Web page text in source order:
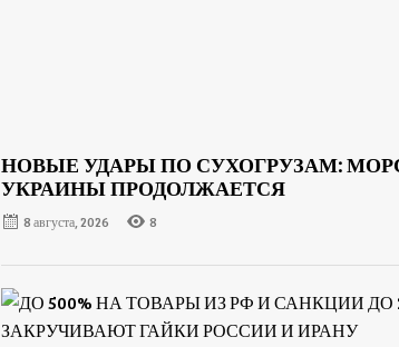
НОВЫЕ УДАРЫ ПО СУХОГРУЗАМ:
УКРАИНЫ ПРОДОЛЖАЕТСЯ
8 августа, 2026 8